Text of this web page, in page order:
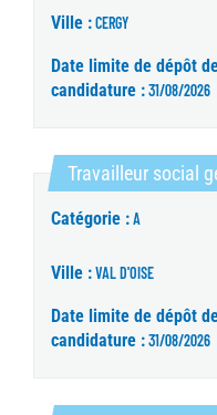
Ville :CERGY
Date limite de dépôt
candidature :31/08/2026
Travailleur social
Catégorie :A
Ville :VAL D'OISE
Date limite de dépôt
candidature :31/08/2026